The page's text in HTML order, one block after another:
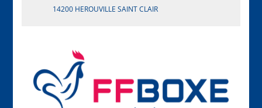
14200 HEROUVILLE SAINT CLAIR